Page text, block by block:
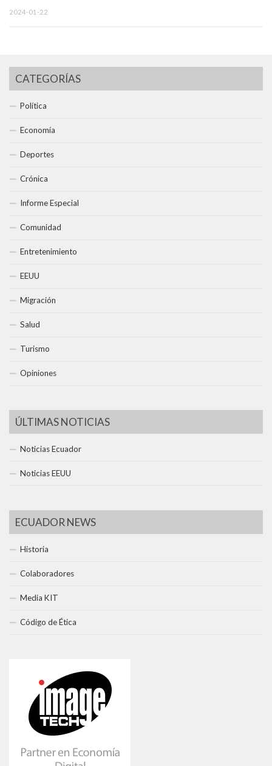
2024-01-22
CATEGORÍAS
Política
Economía
Deportes
Crónica
Informe Especial
Comunidad
Entretenimiento
EEUU
Migración
Salud
Turismo
Opiniones
ÚLTIMAS NOTICIAS
Noticias Ecuador
Noticias EEUU
ECUADOR NEWS
Historia
Colaboradores
Media KIT
Código de Ética